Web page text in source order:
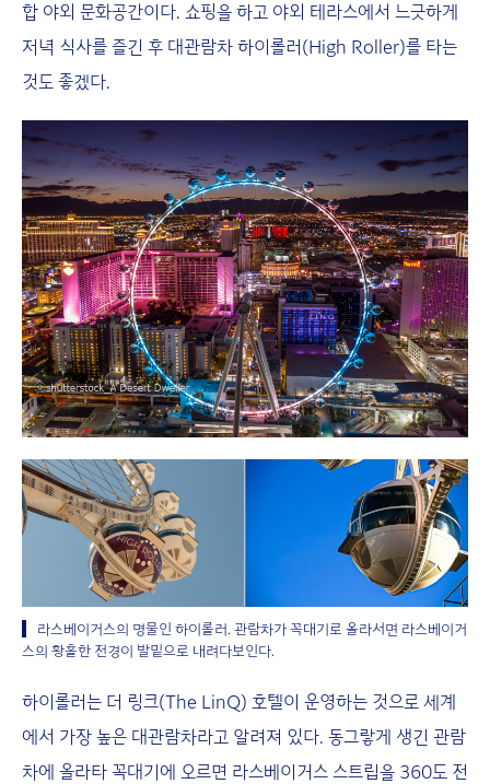
합 야외 문화공간이다. 쇼핑을 하고 야외 테라스에서 느긋하게
저녁 식사를 즐긴 후 대관람차 하이롤러(High Roller)를 타는
것도 좋겠다.
라스베이거스의 명물인 하이롤러. 관람차가 꼭대기로 올라서면 라스베이거
스의 황홀한 전경이 발밑으로 내려다보인다.
하이롤러는 더 링크(The LinQ) 호텔이 운영하는 것으로 세계
에서 가장 높은 대관람차라고 알려져 있다. 동그랗게 생긴 관람
차에 올라타 꼭대기에 오르면 라스베이거스 스트립을 360도 전